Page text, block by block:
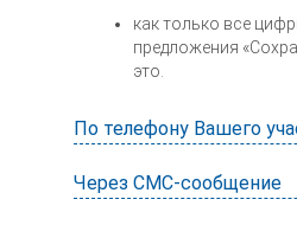
как только все
предложения
это.
По телефону Вашего
Через СМС-сообщение